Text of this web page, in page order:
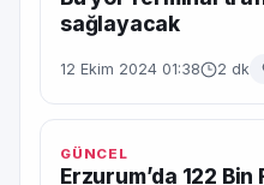
sağlayacak
12 Ekim 2024 01:38 2 dk
GÜNCEL
Erzurum’da 122